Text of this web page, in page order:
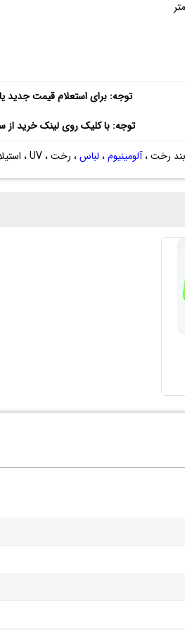
توجه: برای استعلام قیمت جدید
توجه: با کلیک روی لینک خرید
بند رخت ،آلومینیوم، لباس، رخت ، UV ، استیلا ، آلومینیوم آلیاژی ، مقاوم در برابر رطوبت